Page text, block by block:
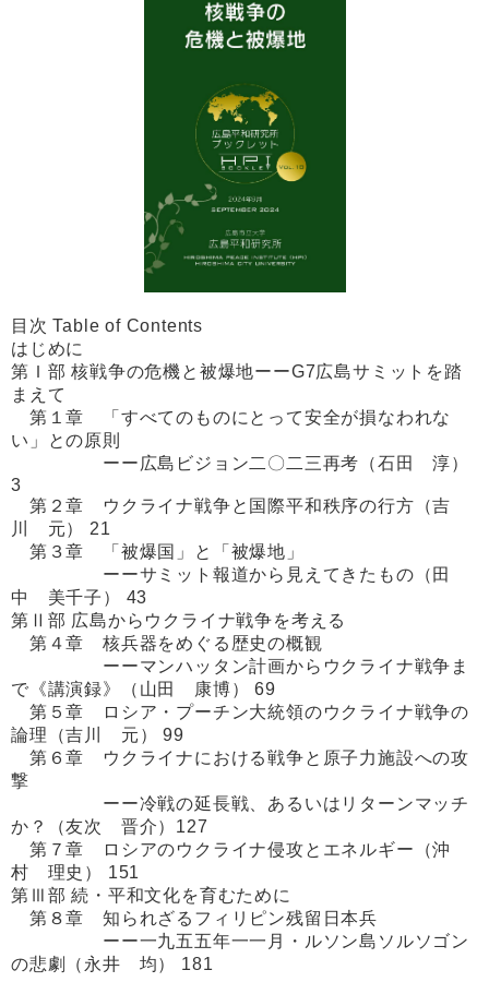
目次 Table of Contents
はじめに
第Ｉ部 核戦争の危機と被爆地ーーG7広島サミットを踏
まえて
第１章 「すべてのものにとって安全が損なわれな
い」との原則
ーー広島ビジョン二〇二三再考（石田 淳）
3
第２章 ウクライナ戦争と国際平和秩序の行方（吉
川 元） 21
第３章 「被爆国」と「被爆地」
ーーサミット報道から見えてきたもの（田
中 美千子） 43
第Ⅱ部 広島からウクライナ戦争を考える
第４章 核兵器をめぐる歴史の概観
ーーマンハッタン計画からウクライナ戦争ま
で《講演録》（山田 康博） 69
第５章 ロシア・プーチン大統領のウクライナ戦争の
論理（吉川 元） 99
第６章 ウクライナにおける戦争と原子力施設への攻
撃
ーー冷戦の延長戦、あるいはリターンマッチ
か？（友次 晋介）127
第７章 ロシアのウクライナ侵攻とエネルギー（沖
村 理史） 151
第Ⅲ部 続・平和文化を育むために
第８章 知られざるフィリピン残留日本兵
ーー一九五五年一一月・ルソン島ソルソゴン
の悲劇（永井 均） 181